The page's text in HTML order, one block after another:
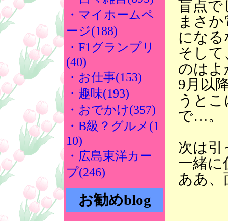
・マイホームペ
ージ(188)
・F1グランプリ
(40)
・お仕事(153)
・趣味(193)
・おでかけ(357)
・B級？グルメ(1
10)
・広島東洋カー
プ(246)
お勧めblog
盲点で
まさ
にな
そし
のはよ
9月以
うと
で…。
次は引
一緒に
ああ、